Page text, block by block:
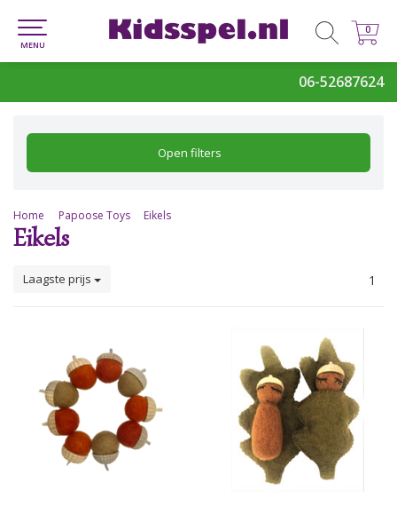
06-52687624
0
0
MENU
Open filters
Home Papoose Toys Eikels
Eikels
Laagste prijs 1